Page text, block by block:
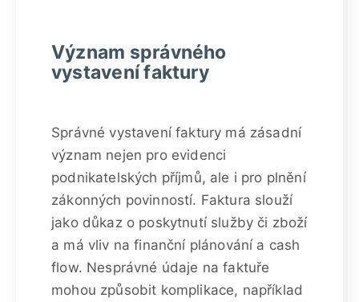
Význam správného
vystavení faktury
Správné vystavení faktury má zásadní
význam nejen pro evidenci
podnikatelských příjmů, ale i pro plnění
zákonných povinností. Faktura slouží
jako důkaz o poskytnutí služby či zboží
a má vliv na finanční plánování a cash
flow. Nesprávné údaje na faktuře
mohou způsobit komplikace, například